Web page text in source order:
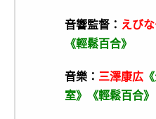
音響監督： えび
《輕鬆百合》
音樂： 三澤康広
室》《輕鬆百合》